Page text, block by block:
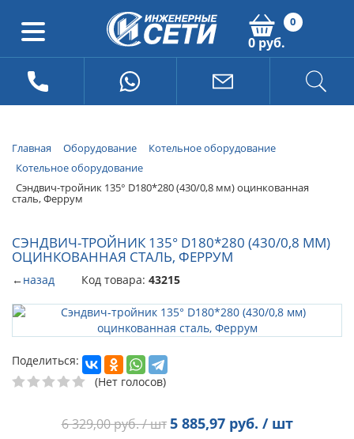
0
0 руб.
Главная Оборудование
Котельное оборудование
Котельное оборудование
Сэндвич-тройник 135° D180*280 (430/0,8 мм) оцинкованная
сталь, Феррум
СЭНДВИЧ-ТРОЙНИК 135° D180*280 (430/0,8 ММ)
ОЦИНКОВАННАЯ СТАЛЬ, ФЕРРУМ
←назад Код товара: 43215
Поделиться:
(Нет голосов)
6 329,00руб. / шт 5 885,97руб. / шт